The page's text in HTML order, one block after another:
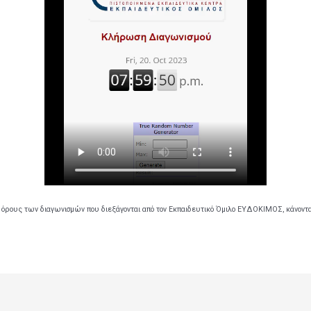
των διαγωνισμών που διεξάγονται από τον Εκπαιδευτικό Όμιλο ΕΥΔΟΚΙΜΟΣ,